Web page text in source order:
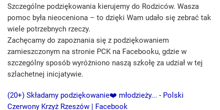
Szczególne podziękowania kierujemy do Rodziców. Wasza
pomoc była nieoceniona – to dzięki Wam udało się zebrać tak
wiele potrzebnych rzeczy.
Zachęcamy do zapoznania się z podziękowaniem
zamieszczonym na stronie PCK na Facebooku, gdzie w
szczególny sposób wyróżniono naszą szkołę za udział w tej
szlachetnej inicjatywie.
(20+) Składamy podziękowanie❤️ młodzieży... - Polski
Czerwony Krzyż Rzeszów | Facebook